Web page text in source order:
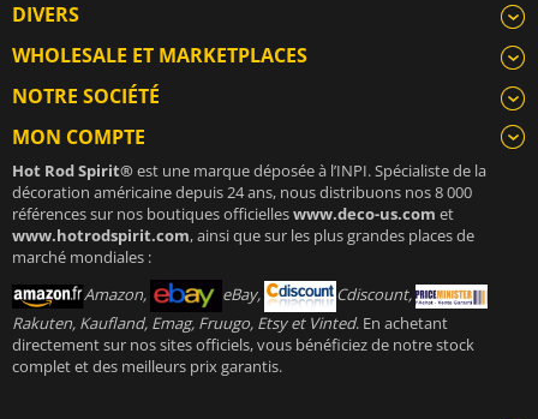
DIVERS
WHOLESALE ET MARKETPLACES
NOTRE SOCIÉTÉ
MON COMPTE
Hot Rod Spirit®est une marque déposée à l’INPI. Spécialiste de la
décoration américaine depuis 24 ans, nous distribuons nos 8 000
références sur nos boutiques officielleswww.deco-us.com et
www.hotrodspirit.com, ainsi que sur les plus grandes places de
marché mondiales :
Amazon,
eBay,
Cdiscount,
Rakuten, Kaufland, Emag, Fruugo, Etsy et Vinted. En achetant
directement sur nos sites officiels, vous bénéficiez de notre stock
complet et des meilleurs prix garantis.